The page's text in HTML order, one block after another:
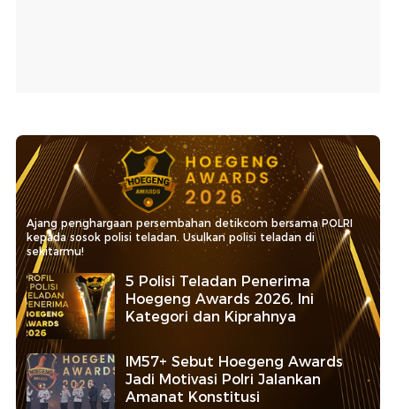
Ajang penghargaan persembahan detikcom bersama POLRI
kepada sosok polisi teladan. Usulkan polisi teladan di
sekitarmu!
5 Polisi Teladan Penerima
Hoegeng Awards 2026, Ini
Kategori dan Kiprahnya
IM57+ Sebut Hoegeng Awards
Jadi Motivasi Polri Jalankan
Amanat Konstitusi